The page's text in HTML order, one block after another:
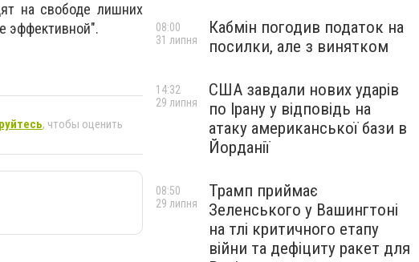
на свободе лишних
эффективной".
, чтобы оценить
Кабмін погодив податок на
посилки, але з винятком
08:00
31 липня
США завдали нових ударів
по Ірану у відповідь на
атаку американської бази в
Йорданії
14:32
29 липня
Трамп приймає
Зеленського у Вашингтоні
на тлі критичного етапу
війни та дефіциту ракет для
08:50
29 липня